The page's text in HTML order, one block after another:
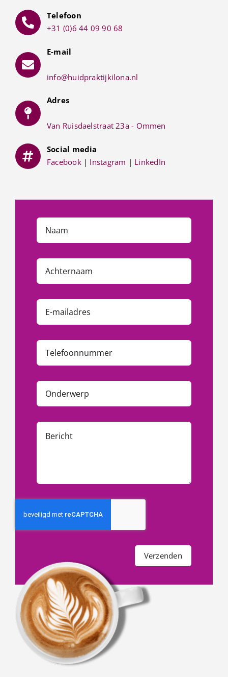
Telefoon
+31 (0)6 44 09 90 68
E-mail
info@huidpraktijkilona.nl
Adres
Van Ruisdaelstraat 23a - Ommen
Social media
Facebook| Instagram | LinkedIn
Verzenden